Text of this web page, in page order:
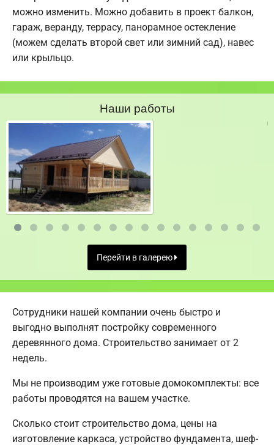
можно изменить. Можно добавить в проект балкон,
гараж, веранду, террасу, панорамное остекление
(можем сделать второй свет или зимний сад), навес
или крыльцо.
Наши работы
Перейти в галерею
Сотрудники нашей компании очень быстро и
выгодно выполнят постройку современного
деревянного дома. Строительство занимает от 2
недель.
Мы не производим уже готовые домокомплекты: все
работы проводятся на вашем участке.
Сколько стоит строительство дома, цены на
изготовление каркаса, устройство фундамента, шеф-